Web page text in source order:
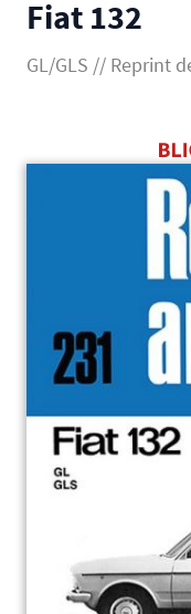
Fiat 132
GL/GLS // Reprint
Click to view image in